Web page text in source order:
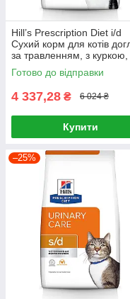
Hill’s Prescription Diet i/d
Сухий корм для котів
за травленням, з куркою,
Готово до відправки
4 337,28 ₴ 6 024 ₴
Купити
–25%